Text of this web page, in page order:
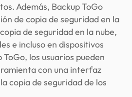
Además, Backup ToGo
de copia de seguridad en la
de seguridad en la nube,
e incluso en dispositivos
ToGo, los usuarios pueden
con una interfaz
copia de seguridad de los